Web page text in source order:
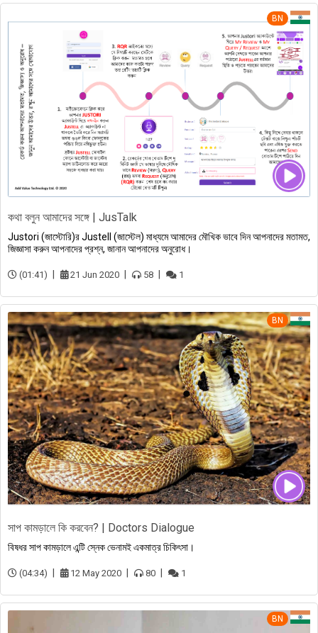
কথা বলুন আমাদের সঙ্গে | JusTalk
BN
Justori (জাস্টোরি)র Justell (জাস্টেল) মাধ্যমে আমাদের মৌখিক ভাবে দিন আপনাদের মতামত,
জিজ্ঞাসা করুন আপনাদের প্রশ্ন, জানান আপনাদের অনুরোধ।
(01:41) 21 Jun 2020 58 1
সাপ কামড়ালে কি করবেন? | Doctors Dialogue
BN
বিষধর সাপ কামড়ালে এন্টি স্নেক ভেনামই একমাত্র চিকিৎসা।
(04:34) 12 May 2020 80 1
BN